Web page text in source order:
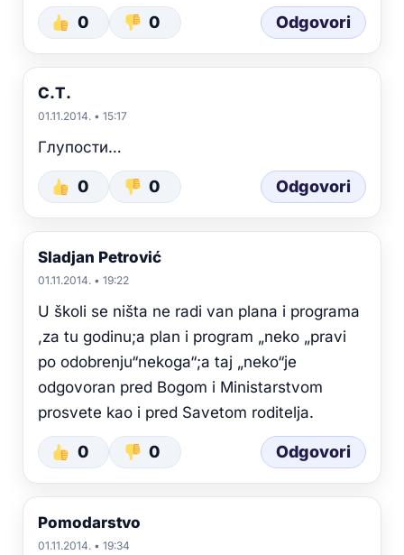
0 0 Odgovori
С.Т.
01.11.2014. • 15:17
Глупости…
0 0 Odgovori
Sladjan Petrović
01.11.2014. • 19:22
U školi se ništa ne radi van plana i programa
,za tu godinu;a plan i program „neko „pravi
po odobrenju“nekoga“;a taj „neko“je
odgovoran pred Bogom i Ministarstvom
prosvete kao i pred Savetom roditelja.
0 0 Odgovori
Pomodarstvo
01.11.2014. • 19:34